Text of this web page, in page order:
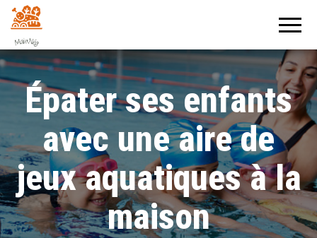
Épater ses enfants
avec une aire de
jeux aquatiques à la
maison